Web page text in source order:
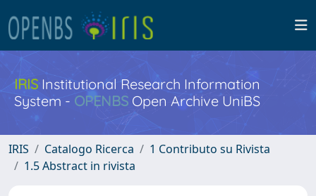
IRISInstitutional Research Information
System - OPENBS Open Archive UniBS
IRIS Catalogo Ricerca
1 Contributo su Rivista
1.5 Abstract in rivista